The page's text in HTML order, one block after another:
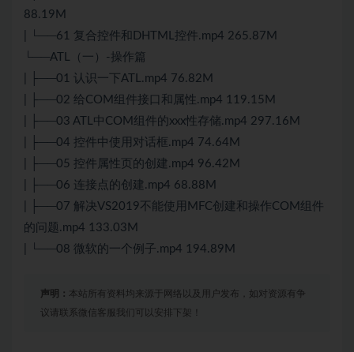
88.19M
| └──61 复合控件和DHTML控件.mp4 265.87M
└──ATL（一）-操作篇
| ├──01 认识一下ATL.mp4 76.82M
| ├──02 给COM组件接口和属性.mp4 119.15M
| ├──03 ATL中COM组件的xxx性存储.mp4 297.16M
| ├──04 控件中使用对话框.mp4 74.64M
| ├──05 控件属性页的创建.mp4 96.42M
| ├──06 连接点的创建.mp4 68.88M
| ├──07 解决VS2019不能使用MFC创建和操作COM组件
的问题.mp4 133.03M
| └──08 微软的一个例子.mp4 194.89M
声明： 本站所有资料均来源于网络以及用户发布，如对资源有争
议请联系微信客服我们可以安排下架！